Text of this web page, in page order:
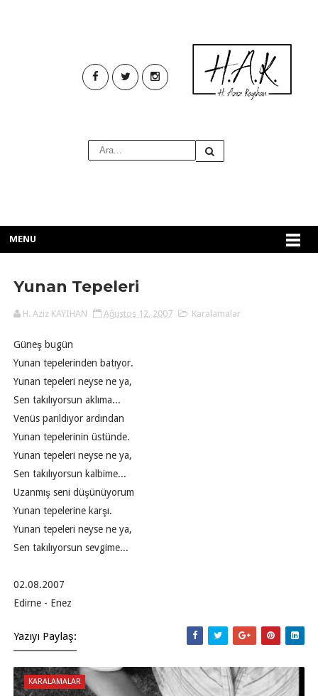
MENU
Yunan Tepeleri
H. Aziz KAYIHAN Ağustos 12, 2007 Karalamalar
Güneş bugün
Yunan tepelerinden batıyor.
Yunan tepeleri neyse ne ya,
Sen takılıyorsun aklıma...
Venüs parıldıyor ardından
Yunan tepelerinin üstünde.
Yunan tepeleri neyse ne ya,
Sen takılıyorsun kalbime...
Uzanmış seni düşünüyorum
Yunan tepelerine karşı.
Yunan tepeleri neyse ne ya,
Sen takılıyorsun sevgime...
02.08.2007
Edirne - Enez
Yazıyı Paylaş:
KARALAMALAR